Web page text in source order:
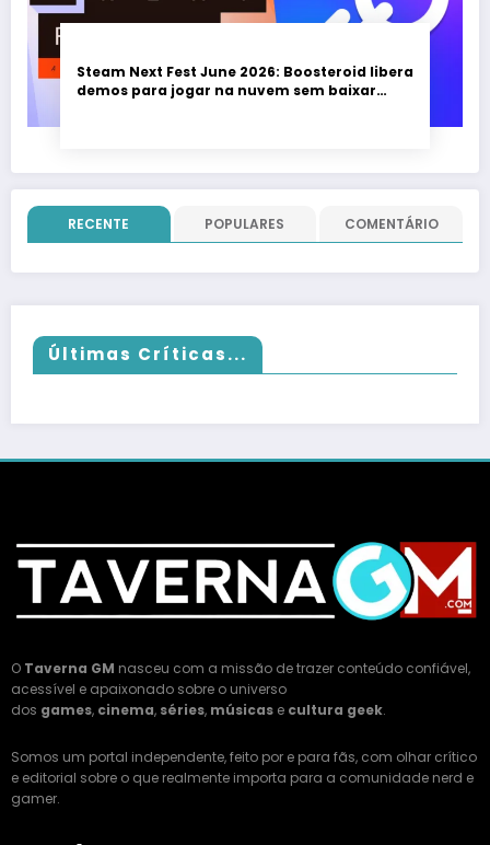
Steam Next Fest June 2026: Boosteroid libera
demos para jogar na nuvem sem baixar
RECENTE POPULARES COMENTÁRIO
Últimas Críticas...
O Taverna GM nasceu com a missão de trazer conteúdo confiável,
acessível e apaixonado sobre o universo
dos games, cinema, séries, músicas e cultura geek.
Somos um portal independente, feito por e para fãs, com olhar crítico
e editorial sobre o que realmente importa para a comunidade nerd e
gamer.